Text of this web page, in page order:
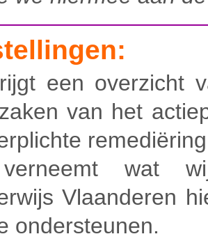
een overzicht
van het
wat
Vlaanderen
ondersteunen.